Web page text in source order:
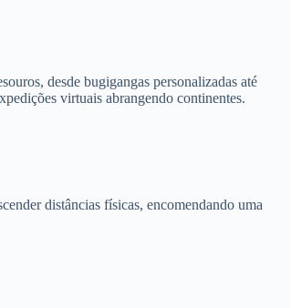
desde bugigangas personalizadas até
virtuais abrangendo continentes.
distâncias físicas, encomendando uma